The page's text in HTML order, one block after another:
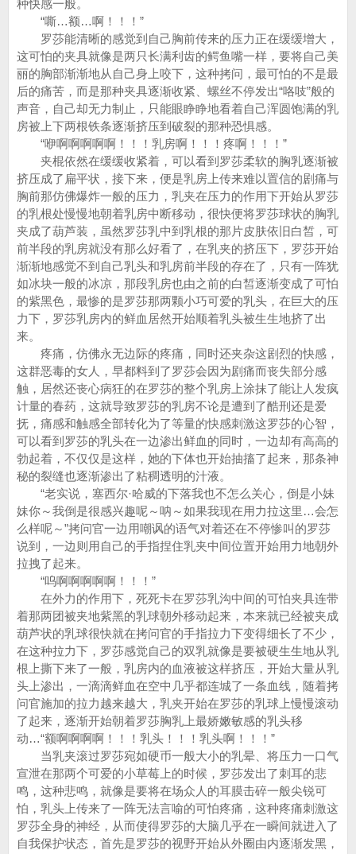
种快感一般。
“嘶…额…啊！！！”
罗莎能清晰的感觉到自己胸前传来的压力正在缓缓增大，
这可怕的夹具就像是两只长满利齿的鳄鱼嘴一样，要将自己美
丽的胸部渐渐地从自己身上咬下，这种拷问，最可怕的不是最
后的痛苦，而是那种夹具逐渐收紧、螺丝不停发出“咯吱”般的
声音，自己却无力制止，只能眼睁睁地看着自己浑圆饱满的乳
房被上下两根铁条逐渐挤压到破裂的那种恐惧感。
“咿啊啊啊啊啊！！！乳房啊！！！疼啊！！！”
夹棍依然在缓缓收紧着，可以看到罗莎柔软的胸乳逐渐被
挤压成了扁平状，接下来，便是乳房上传来难以置信的剧痛与
胸前那仿佛爆炸一般的压力，乳夹在压力的作用下开始从罗莎
的乳根处慢慢地朝着乳房中断移动，很快便将罗莎球状的胸乳
夹成了葫芦装，虽然罗莎乳中到乳根的那片皮肤依旧白皙，可
前半段的乳房就没有那么好看了，在乳夹的挤压下，罗莎开始
渐渐地感觉不到自己乳头和乳房前半段的存在了，只有一阵犹
如冰块一般的冰凉，那段乳房也由之前的白皙逐渐变成了可怕
的紫黑色，最惨的是罗莎那两颗小巧可爱的乳头，在巨大的压
力下，罗莎乳房内的鲜血居然开始顺着乳头被生生地挤了出
来。
疼痛，仿佛永无边际的疼痛，同时还夹杂这剧烈的快感，
这群恶毒的女人，早都料到了罗莎会因为剧痛而丧失部分感
触，居然还丧心病狂的在罗莎的整个乳房上涂抹了能让人发疯
计量的春药，这就导致罗莎的乳房不论是遭到了酷刑还是爱
抚，痛感和触感全部转化为了等量的快感刺激这罗莎的心智，
可以看到罗莎的乳头在一边渗出鲜血的同时，一边却有高高的
勃起着，不仅仅是这样，她的下体也开始抽搐了起来，那条神
秘的裂缝也逐渐渗出了粘稠透明的汁液。
“老实说，塞西尔·哈威的下落我也不怎么关心，倒是小妹
妹你～我倒是很感兴趣呢～呐～如果我现在用力拉这里…会怎
么样呢～”拷问官一边用嘲讽的语气对着还在不停惨叫的罗莎
说到，一边则用自己的手指捏住乳夹中间位置开始用力地朝外
拉拽了起来。
“呜啊啊啊啊啊！！！”
在外力的作用下，死死卡在罗莎乳沟中间的可怕夹具连带
着那两团被夹地紫黑的乳球朝外移动起来，本来就已经被夹成
葫芦状的乳球很快就在拷问官的手指拉力下变得细长了不少，
在这种拉力下，罗莎感觉自己的双乳就像是要被硬生生地从乳
根上撕下来了一般，乳房内的血液被这样挤压，开始大量从乳
头上渗出，一滴滴鲜血在空中几乎都连城了一条血线，随着拷
问官施加的拉力越来越大，乳夹开始在罗莎的乳球上慢慢滚动
了起来，逐渐开始朝着罗莎胸乳上最娇嫩敏感的乳头移
动…“额啊啊啊啊！！！乳头！！！乳头啊！！！”
当乳夹滚过罗莎宛如硬币一般大小的乳晕、将压力一口气
宣泄在那两个可爱的小草莓上的时候，罗莎发出了刺耳的悲
鸣，这种悲鸣，就像是要将在场众人的耳膜击碎一般尖锐可
怕，乳头上传来了一阵无法言喻的可怕疼痛，这种疼痛刺激这
罗莎全身的神经，从而使得罗莎的大脑几乎在一瞬间就进入了
自我保护状态，首先是罗莎的视野开始从外圈由内逐渐发黑，